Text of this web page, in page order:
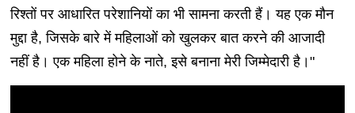
रिश्तों पर आधारित परेशानियों का भी सामना करती हैं। यह एक मौन
मुद्दा है, जिसके बारे में महिलाओं को खुलकर बात करने की आजादी
नहीं है। एक महिला होने के नाते, इसे बनाना मेरी जिम्मेदारी है।"